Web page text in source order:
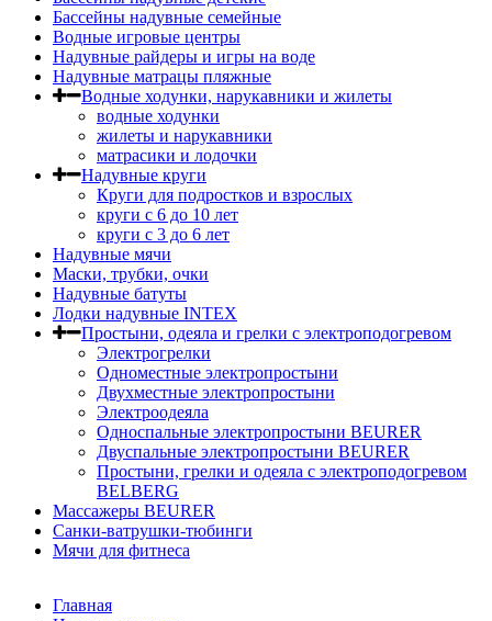
Бассейны надувные семейные
Водные игровые центры
Надувные райдеры и игры на воде
Надувные матрацы пляжные
Водные ходунки, нарукавники и жилеты
водные ходунки
жилеты и нарукавники
матрасики и лодочки
Надувные круги
Круги для подростков и взрослых
круги с 6 до 10 лет
круги c 3 до 6 лет
Надувные мячи
Маски, трубки, очки
Надувные батуты
Лодки надувные INTEX
Простыни, одеяла и грелки с электроподогревом
Электрогрелки
Одноместные электропростыни
Двухместные электропростыни
Электроодеяла
Односпальные электропростыни BEURER
Двуспальные электропростыни BEURER
Простыни, грелки и одеяла с электроподогревом
BELBERG
Массажеры BEURER
Санки-ватрушки-тюбинги
Мячи для фитнеса
Главная